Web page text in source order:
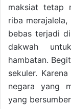
maksiat tetap
riba
bebas terjadi
dakwah
hambatan.
sekuler.
negara yang
yang